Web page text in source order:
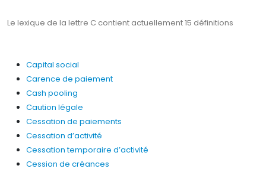
Le lexique de la lettre C contient actuellement 15 définitions
Capital social
Carence de paiement
Cash pooling
Caution légale
Cessation de paiements
Cessation d’activité
Cessation temporaire d’activité
Cession de créances